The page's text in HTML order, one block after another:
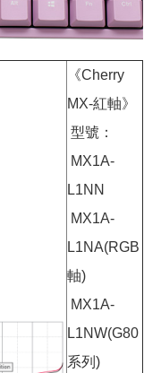
《Cherry
MX-紅軸》
型號：
MX1A-
L1NN
MX1A-
L1NA(RGB
軸)
MX1A-
L1NW(G80
系列)